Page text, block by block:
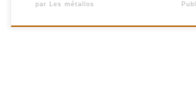
par Les métallos